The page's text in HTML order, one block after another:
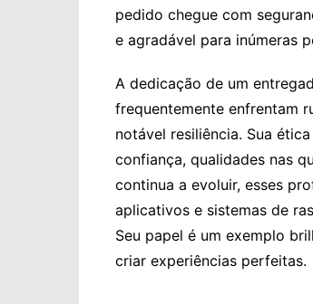
pedido chegue com
e agradável para inúmeras
A dedicação de um
frequentemente enfrentam
notável resiliência. Sua
confiança, qualidades nas
continua a evoluir, esses
aplicativos e sistemas de
Seu papel é um exemplo
criar experiências perfeitas.